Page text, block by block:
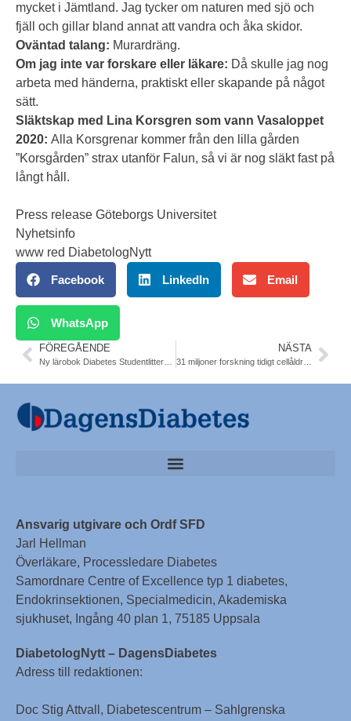
mycket i Jämtland. Jag tycker om naturen med sjö och
fjäll och gillar bland annat att vandra och åka skidor.
Oväntad talang: Murardräng.
Om jag inte var forskare eller läkare: Då skulle jag nog
arbeta med händerna, praktiskt eller skapande på något
sätt.
Släktskap med Lina Korsgren som vann Vasaloppet
2020: Alla Korsgrenar kommer från den lilla gården
”Korsgården” strax utanför Falun, så vi är nog släkt fast på
långt håll.
Press release Göteborgs Universitet
Nyhetsinfo
www red DiabetologNytt
Facebook LinkedIn Email
WhatsApp
FÖREGÅENDE NÄSTA
31 miljoner forskning tidigt cellåldrande, Uppsala, Gbg, KI
Ansvarig utgivare och Ordf SFD
Jarl Hellman
Överläkare, Processledare Diabetes
Samordnare Centre of Excellence typ 1 diabetes,
Endokrinsektionen, Specialmedicin, Akademiska
sjukhuset, Ingång 40 plan 1, 75185 Uppsala
DiabetologNytt – DagensDiabetes
Adress till redaktionen:
Doc Stig Attvall, Diabetescentrum – Sahlgrenska